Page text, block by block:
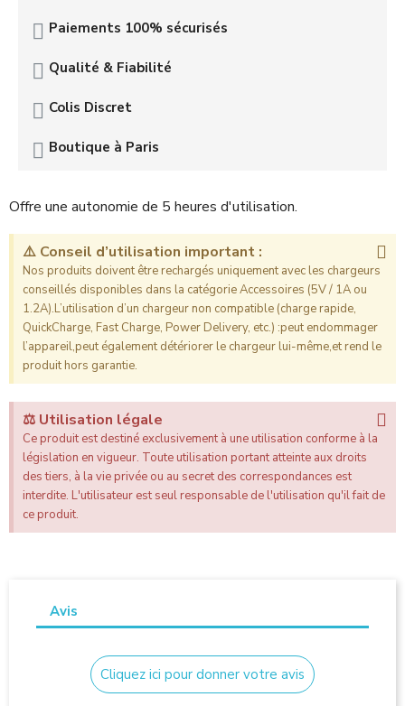
Paiements 100% sécurisés
Qualité & Fiabilité
Colis Discret
Boutique à Paris
Offre une autonomie de 5 heures d'utilisation.
⚠️ Conseil d’utilisation important :
Nos produits doivent être rechargés uniquement avec les chargeurs
conseillés disponibles dans la catégorie Accessoires (5V / 1A ou
1.2A).L’utilisation d’un chargeur non compatible (charge rapide,
QuickCharge, Fast Charge, Power Delivery, etc.) :peut endommager
l’appareil,peut également détériorer le chargeur lui-même,et rend le
produit hors garantie.
⚖️ Utilisation légale
Ce produit est destiné exclusivement à une utilisation conforme à la
législation en vigueur. Toute utilisation portant atteinte aux droits
des tiers, à la vie privée ou au secret des correspondances est
interdite. L'utilisateur est seul responsable de l'utilisation qu'il fait de
ce produit.
Avis
Cliquez ici pour donner votre avis